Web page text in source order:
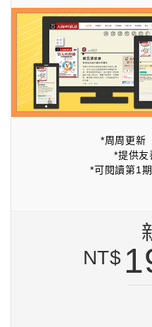
*周周更新
*提供友
*可閱讀第1
NT$